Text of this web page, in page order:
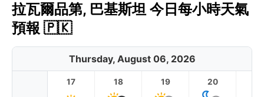
拉瓦爾品第, 巴基斯坦 今日每小時天氣
預報 🇵🇰
Thursday, August 06, 2026
17 18 19 20